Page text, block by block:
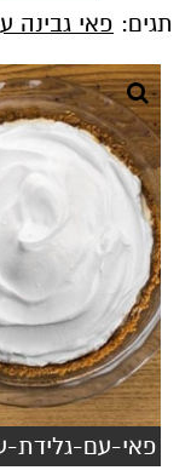
תגים: פאי גבינה
פאי-עם-גלידת-